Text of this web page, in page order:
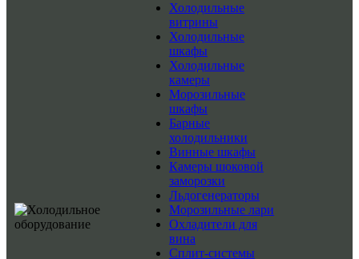
Холодильные
витрины
Холодильные
шкафы
Холодильные
камеры
Морозильные
шкафы
Барные
холодильники
Винные шкафы
Камеры шоковой
заморозки
Льдогенераторы
Морозильные лари
Охладители для
вина
Сплит-системы